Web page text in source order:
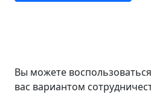
Вы можете
вас вариантом